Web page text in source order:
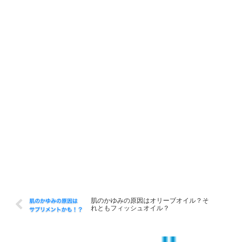
肌のかゆみの原因はオリーブオイル？そ
れともフィッシュオイル？